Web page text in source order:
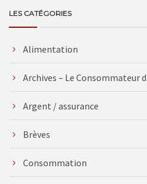
LES CATÉGORIES
Alimentation
Archives – Le Consommateur
Argent / assurance
Brèves
Consommation